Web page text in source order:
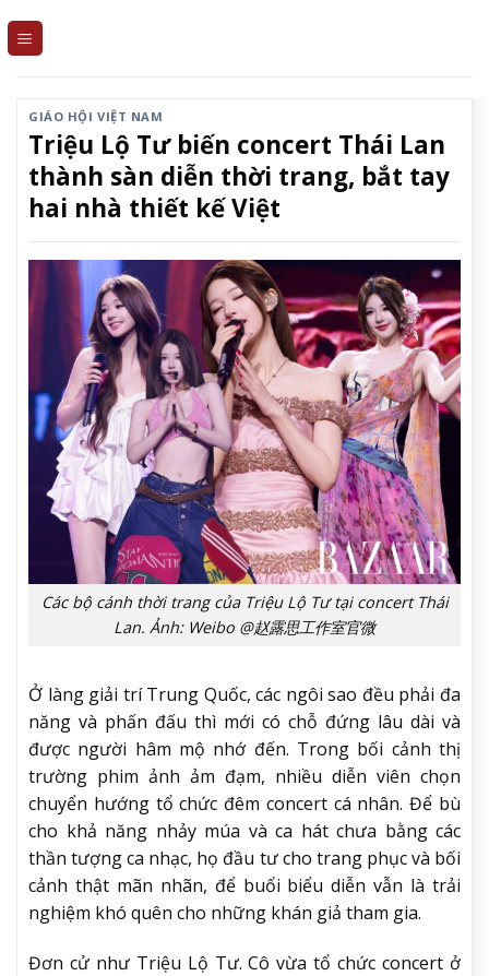
GIÁO HỘI VIỆT NAM
Triệu Lộ Tư biến concert Thái Lan
thành sàn diễn thời trang, bắt tay
hai nhà thiết kế Việt
Các bộ cánh thời trang của Triệu Lộ Tư tại concert Thái
Lan. Ảnh: Weibo @赵露思工作室官微
Ở làng giải trí Trung Quốc, các ngôi sao đều phải đa
năng và phấn đấu thì mới có chỗ đứng lâu dài và
được người hâm mộ nhớ đến. Trong bối cảnh thị
trường phim ảnh ảm đạm, nhiều diễn viên chọn
chuyển hướng tổ chức đêm concert cá nhân. Để bù
cho khả năng nhảy múa và ca hát chưa bằng các
thần tượng ca nhạc, họ đầu tư cho trang phục và bối
cảnh thật mãn nhãn, để buổi biểu diễn vẫn là trải
nghiệm khó quên cho những khán giả tham gia.
Đơn cử như Triệu Lộ Tư. Cô vừa tổ chức concert ở